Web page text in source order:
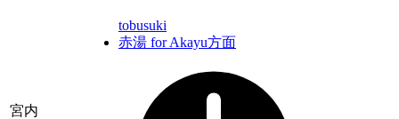
宮内
tobusuki
赤湯 for Akayu方面